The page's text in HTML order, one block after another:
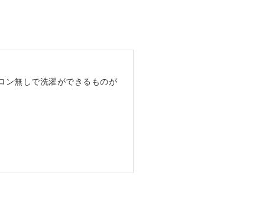
ン無しで洗濯ができるものが